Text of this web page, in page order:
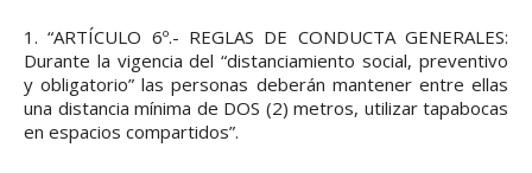
1. “ARTÍCULO 6º.- REGLAS DE CONDUCTA GENERALES:
Durante la vigencia del “distanciamiento social, preventivo
y obligatorio” las personas deberán mantener entre ellas
una distancia mínima de DOS (2) metros, utilizar tapabocas
en espacios compartidos”.